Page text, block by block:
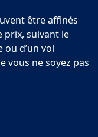
être affinés
prix, suivant le
ou d’un vol
vous ne soyez pas